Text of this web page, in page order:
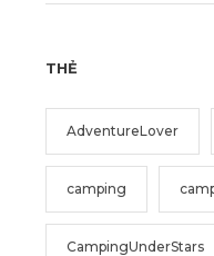
THẺ
AdventureLover
camping
CampingUnderStars